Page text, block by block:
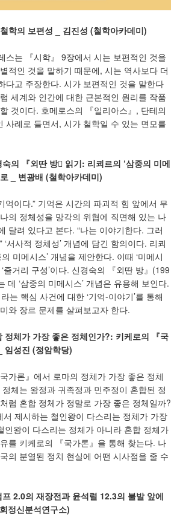
학의 보편성 김진성 (철학아카데미)
스는 『시학』 9장에서 시는 보편적인 것을
적인 것을 말하기 때문에, 시는 역사보다 더
다고 주장한다. 시가 보편적인 것을 말한다
세계와 인간에 대한 근본적인 원리를 작품
것이다. 호메로스의 『일리아스』, 단테의
사례로 들면서, 시가 철학일 수 있는 면모를
의 『외딴 방󰡕 읽기: 리쾨르의 ‘삼중의 미메
변광배 (철학아카데미)
억이다.” 기억은 시간의 파괴적 힘 앞에서 무
의 정체성을 망각의 위협에 직면해 있는 나
달려 있다고 본다. “나는 이야기한다. 그러
‘서사적 정체성’ 개념에 담긴 함의이다. 리쾨
미메시스’ 개념을 제안한다. 이때 ‘미메시
줄거리 구성’이다. 신경숙의 『외딴 방』(199
데 ‘삼중의 미메시스’ 개념은 유용해 보인다.
는 핵심 사건에 대한 ‘기억-이야기’를 통해
와 장르 문제를 살펴보고자 한다.
정체가 가장 좋은 정체인가?: 키케로의 『국
임성진 (정암학당)
가론』에서 로마의 정체가 가장 좋은 정체
체는 왕정과 귀족정과 민주정이 혼합된 정
럼 혼합 정체가 정말로 가장 좋은 정체일까?
서 제시하는 철인왕이 다스리는 정체가 가장
인왕이 다스리는 정체가 아니라 혼합 정체가
를 키케로의 『국가론』을 통해 찾는다. 나
의 분열된 정치 현실에 어떤 시사점을 줄 수
프2.0의 재장전과 윤석렬 12.3의 불발 앞에
정신분석연구소)